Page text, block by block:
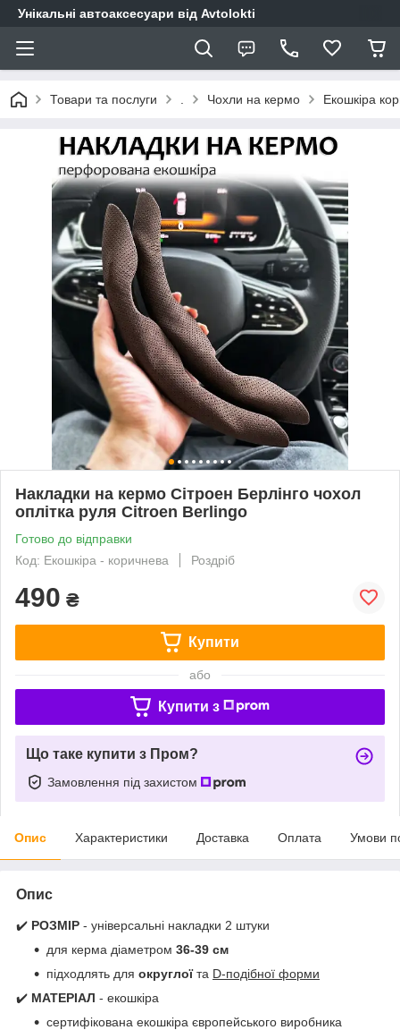
Унікальні автоаксесуари від Avtolokti
Товари та послуги Чохли на кермо Екошкіра
Накладки на кермо Сітроен Берлінго чохол
оплітка руля Citroen Berlingo
Готово до відправки
Код: Екошкіра - коричнева
Роздріб
490 ₴
Купити
або
Купити з
Що таке купити з Пром?
Замовлення під захистом
Опис Характеристики Доставка Оплата Умови
Опис
✔️ РОЗМІР - універсальні накладки 2 штуки
для керма діаметром 36-39 см
підходлять для округлоїта D-подібної форми
✔️ МАТЕРІАЛ - екошкіра
сертифікована екошкіра європейського виробника